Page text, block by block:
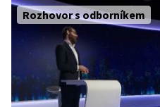
Rozhovor s odborníkem